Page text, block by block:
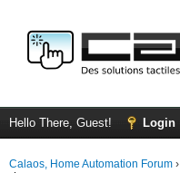
Hello There, Guest! Login
Calaos, Home Automation Forum ›